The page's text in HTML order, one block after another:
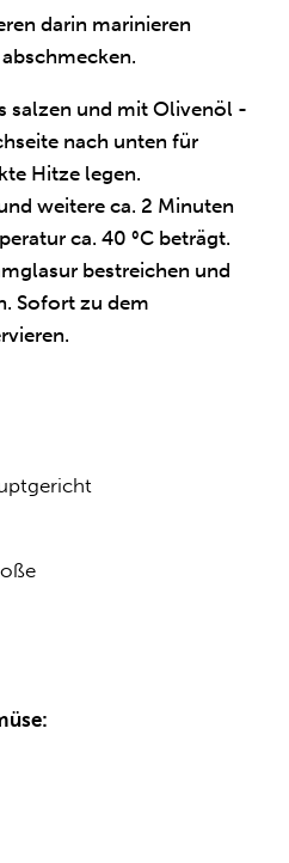
darin marinieren
salzen und mit Olivenöl -
nach unten für
Hitze legen.
weitere ca. 2 Minuten
ca. 40 °C beträgt.
bestreichen und
Sofort zu dem